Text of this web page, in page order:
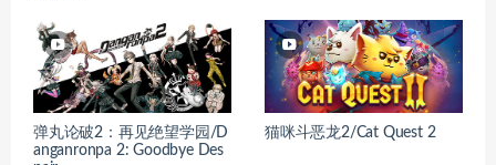
弹丸论破2：再见绝望学园/D
anganronpa 2: Goodbye Des
猫咪斗恶龙2/Cat Quest 2